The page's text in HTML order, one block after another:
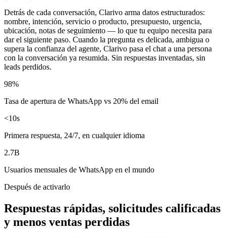
Detrás de cada conversación, Clarivo arma datos estructurados:
nombre, intención, servicio o producto, presupuesto, urgencia,
ubicación, notas de seguimiento — lo que tu equipo necesita para
dar el siguiente paso. Cuando la pregunta es delicada, ambigua o
supera la confianza del agente, Clarivo pasa el chat a una persona
con la conversación ya resumida. Sin respuestas inventadas, sin
leads perdidos.
98%
Tasa de apertura de WhatsApp vs 20% del email
<10s
Primera respuesta, 24/7, en cualquier idioma
2.7B
Usuarios mensuales de WhatsApp en el mundo
Después de activarlo
Respuestas rápidas, solicitudes calificadas
y menos ventas perdidas